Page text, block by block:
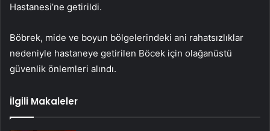
Hastanesi’ne getirildi.
Böbrek, mide ve boyun bölgelerindeki ani rahatsızlıklar
nedeniyle hastaneye getirilen Böcek için olağanüstü
güvenlik önlemleri alındı.
İlgili Makaleler